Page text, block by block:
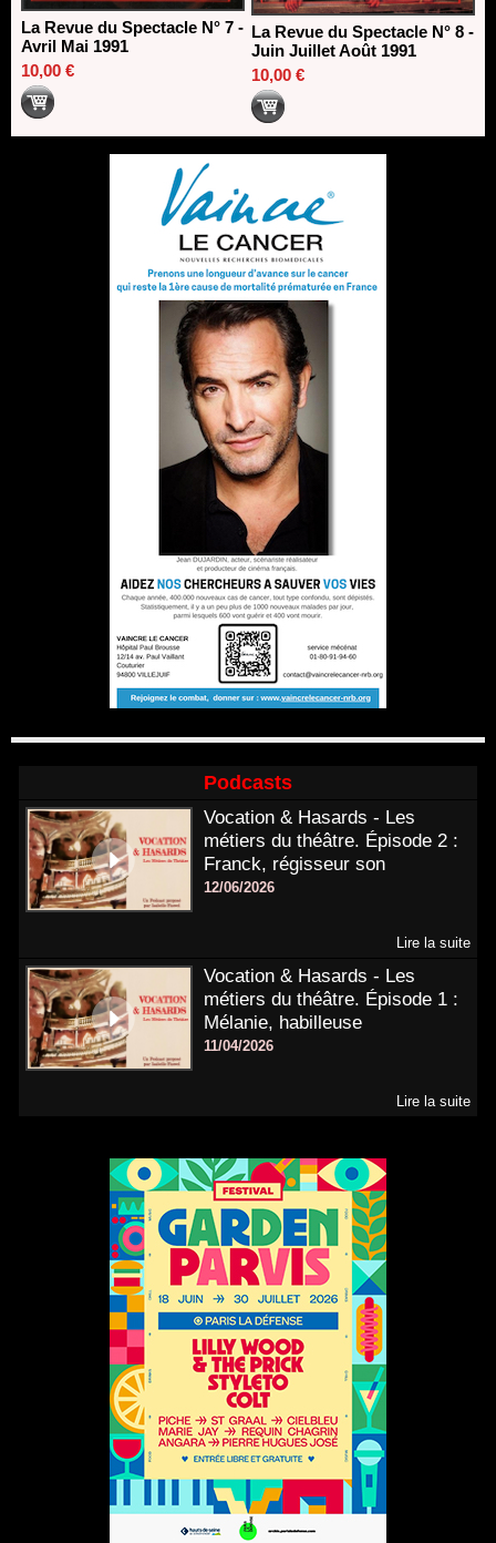
La Revue du Spectacle N° 7 -
Avril Mai 1991
10,00 €
La Revue du Spectacle N° 8 -
Juin Juillet Août 1991
10,00 €
Podcasts
Vocation & Hasards - Les
métiers du théâtre. Épisode 2 :
Franck, régisseur son
12/06/2026
Lire la suite
Vocation & Hasards - Les
métiers du théâtre. Épisode 1 :
Mélanie, habilleuse
11/04/2026
Lire la suite